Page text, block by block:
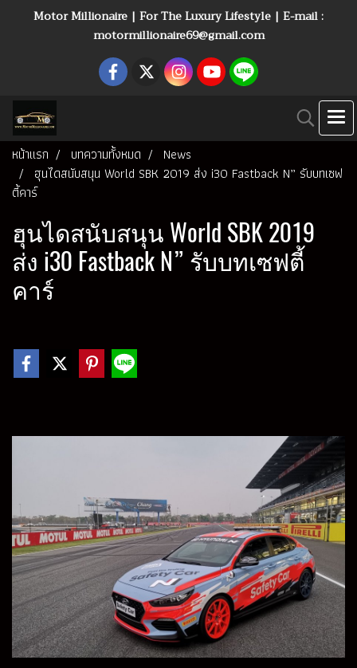
Motor Millionaire | For The Luxury Lifestyle | E-mail :
motormillionaire69@gmail.com
หน้าแรก บทความทั้งหมด
News
ฮุนไดสนับสนุน World SBK 2019 ส่ง i30 Fastback N” รับบทเซฟ
ตี้คาร์
ฮุนไดสนับสนุน World SBK 2019
ส่ง i30 Fastback N” รับบทเซฟตี้
คาร์